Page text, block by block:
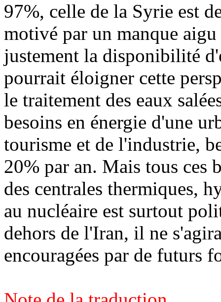
97%, celle de la Syrie est
motivé par un manque
justement la disponibilité
pourrait éloigner cette
le traitement des eaux
besoins en énergie d'une
tourisme et de l'industrie,
20% par an. Mais tous ces
des centrales thermiques,
au nucléaire est surtout
dehors de l'Iran, il ne
encouragées par de futurs